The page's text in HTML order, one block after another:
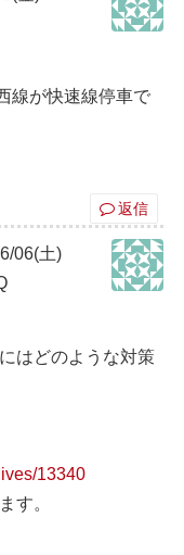
線が快速線停車で
返信
06(土)
はどのような対策
13340
す。